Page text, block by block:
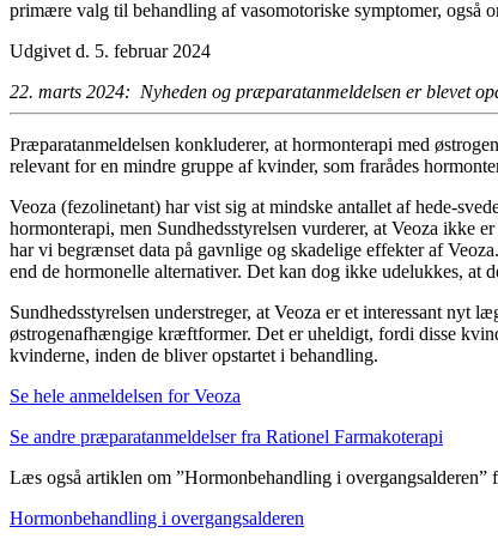
primære valg til behandling af vasomotoriske symptomer, også
Udgivet d. 5. februar 2024
22. marts 2024: Nyheden og præparatanmeldelsen er blevet
Præparatanmeldelsen konkluderer, at hormonterapi med
relevant for en mindre gruppe af kvinder, som frarådes
Veoza (fezolinetant) har vist sig at mindske antallet af hede-
hormonterapi, men Sundhedsstyrelsen vurderer, at Veoza ikke
har vi begrænset data på gavnlige og skadelige effekter af Veoza.
end de hormonelle alternativer. Det kan dog ikke udelukkes,
Sundhedsstyrelsen understreger, at Veoza er et interessant
østrogenafhængige kræftformer. Det er uheldigt, fordi disse
kvinderne, inden de bliver opstartet i behandling.
Se hele anmeldelsen for Veoza
Se andre præparatanmeldelser fra Rationel Farmakoterapi
Læs også artiklen om ”Hormonbehandling i
Hormonbehandling i overgangsalderen